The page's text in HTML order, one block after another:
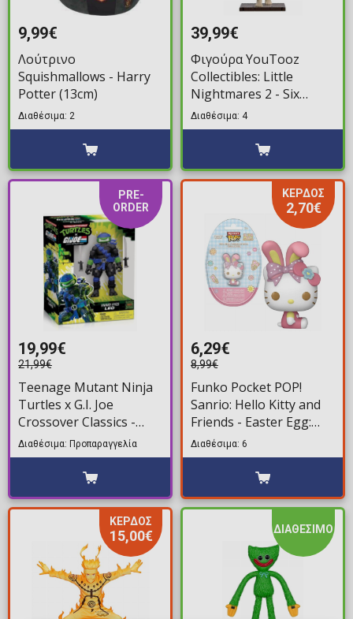
9,99€
Λούτρινο
Squishmallows - Harry
Potter (13cm)
Διαθέσιμα: 2
39,99€
Φιγούρα YouTooz
Collectibles: Little
Nightmares 2 - Six
(12cm)
Διαθέσιμα: 4
PRE-
ORDER
19,99€
21,99€
Teenage Mutant Ninja
Turtles x G.I. Joe
Crossover Classics -
Leonardo x Snake Eyes
Φιγούρα Δράσης (12cm)
Διαθέσιμα: Προπαραγγελία
ΚΕΡΔΟΣ
2,70€
6,29€
8,99€
Funko Pocket POP!
Sanrio: Hello Kitty and
Friends - Easter Egg:
Hello Kitty Φιγούρα
Διαθέσιμα: 6
ΚΕΡΔΟΣ
15,00€ ΔΙΑΘΕΣΙΜΟ